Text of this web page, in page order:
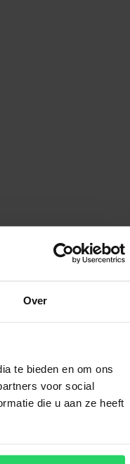
Over
te bieden en om ons
voor social
die u aan ze heeft
zorgt. Overtuig uzelf